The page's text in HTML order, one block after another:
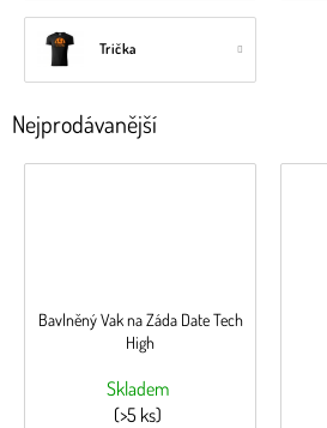
Trička
Nejprodávanější
Bavlněný Vak na Záda Date Tech
High
Skladem
(>5 ks)